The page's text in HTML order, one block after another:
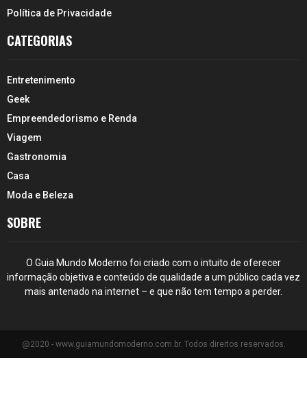
Política de Privacidade
CATEGORIAS
Entretenimento
Geek
Empreendedorismo e Renda
Viagem
Gastronomia
Casa
Moda e Beleza
SOBRE
O Guia Mundo Moderno foi criado com o intuito de oferecer
informação objetiva e conteúdo de qualidade a um público cada vez
mais antenado na internet – e que não tem tempo a perder.
@2020 - www.guiamundomoderno.com.br. Todos direitos reservados.